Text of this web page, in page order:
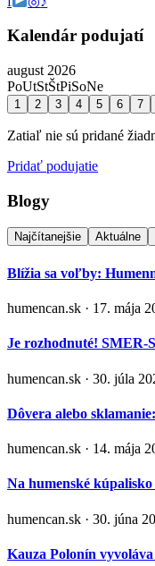
Kalendár podujatí
august 2026
PoUtStŠtPiSoNe
1 2 3 4 5 6 7
Zatiaľ nie sú pridané
Pridať podujatie
Blogy
Najčítanejšie Aktuálne
Blížia sa voľby:
humencan.sk · 17. mája
Je rozhodnuté!
humencan.sk · 30. júla
Dôvera alebo
humencan.sk · 14. mája
Na humenské
humencan.sk · 30. júna
Kauza Polonín